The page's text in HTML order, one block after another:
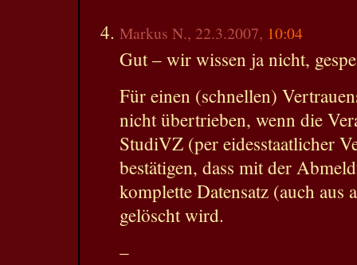
Markus N., 22.3.2007, 10:04
Gut – wir wissen ja nicht,
Für einen (schnellen)
nicht übertrieben, wenn die
StudiVZ (per eidesstaatlicher
bestätigen, dass mit der
komplette Datensatz (auch aus
gelöscht wird.
–